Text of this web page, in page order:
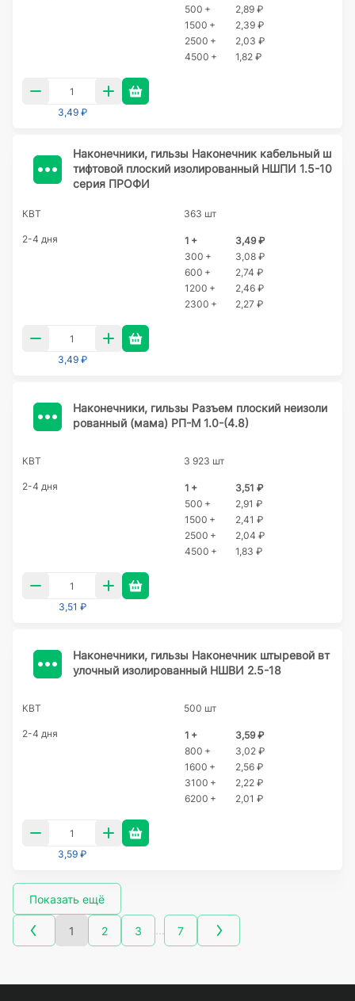
500 +
2,89 ₽
1500 +
2,39 ₽
2500 +
2,03 ₽
4500 +
1,82 ₽
3,49 ₽
Наконечники, гильзы Наконечник кабельный ш
тифтовой плоский изолированный НШПИ 1.5-10
серия ПРОФИ
КВТ 363 шт
2-4 дня 1 +
3,49 ₽
300 +
3,08 ₽
600 +
2,74 ₽
1200 +
2,46 ₽
2300 +
2,27 ₽
3,49 ₽
Наконечники, гильзы Разъем плоский неизоли
рованный (мама) РП-М 1.0-(4.8)
КВТ 3 923 шт
2-4 дня 1 +
3,51 ₽
500 +
2,91 ₽
1500 +
2,41 ₽
2500 +
2,04 ₽
4500 +
1,83 ₽
3,51 ₽
Наконечники, гильзы Наконечник штыревой вт
улочный изолированный НШВИ 2.5-18
КВТ 500 шт
2-4 дня 1 +
3,59 ₽
800 +
3,02 ₽
1600 +
2,56 ₽
3100 +
2,22 ₽
6200 +
2,01 ₽
3,59 ₽
Показать ещё
1 2 3 … 7